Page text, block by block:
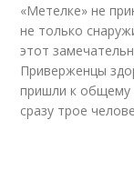
«Метелке» не
не только
этот
Приверженцы
пришли к общему
сразу трое